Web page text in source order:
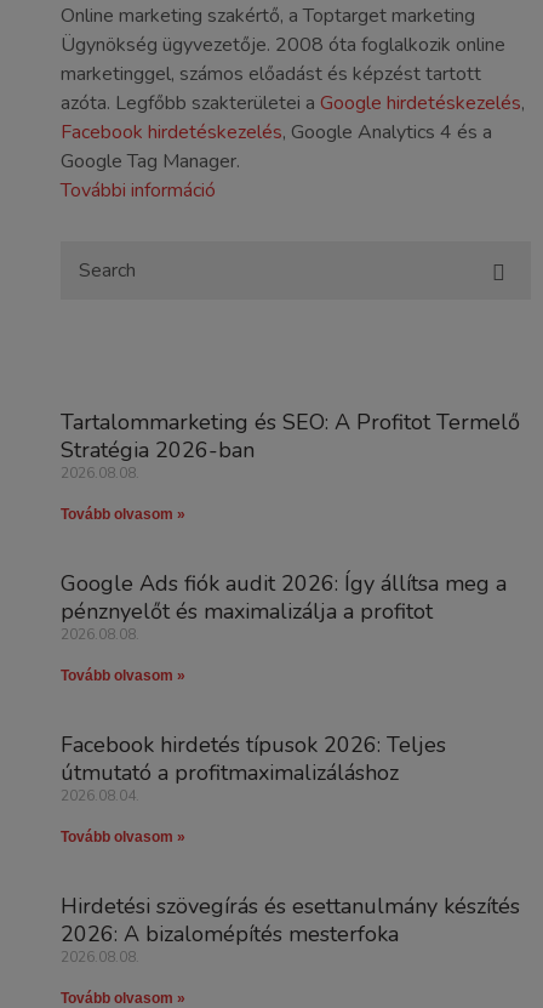
Online marketing szakértő, a Toptarget marketing
Ügynökség ügyvezetője. 2008 óta foglalkozik online
marketinggel, számos előadást és képzést tartott
azóta. Legfőbb szakterületei a Google hirdetéskezelés,
Facebook hirdetéskezelés, Google Analytics 4 és a
Google Tag Manager.
További információ
Tartalommarketing és SEO: A Profitot Termelő
Stratégia 2026-ban
2026.08.08.
Tovább olvasom »
Google Ads fiók audit 2026: Így állítsa meg a
pénznyelőt és maximalizálja a profitot
2026.08.08.
Tovább olvasom »
Facebook hirdetés típusok 2026: Teljes
útmutató a profitmaximalizáláshoz
2026.08.04.
Tovább olvasom »
Hirdetési szövegírás és esettanulmány készítés
2026: A bizalomépítés mesterfoka
2026.08.08.
Tovább olvasom »